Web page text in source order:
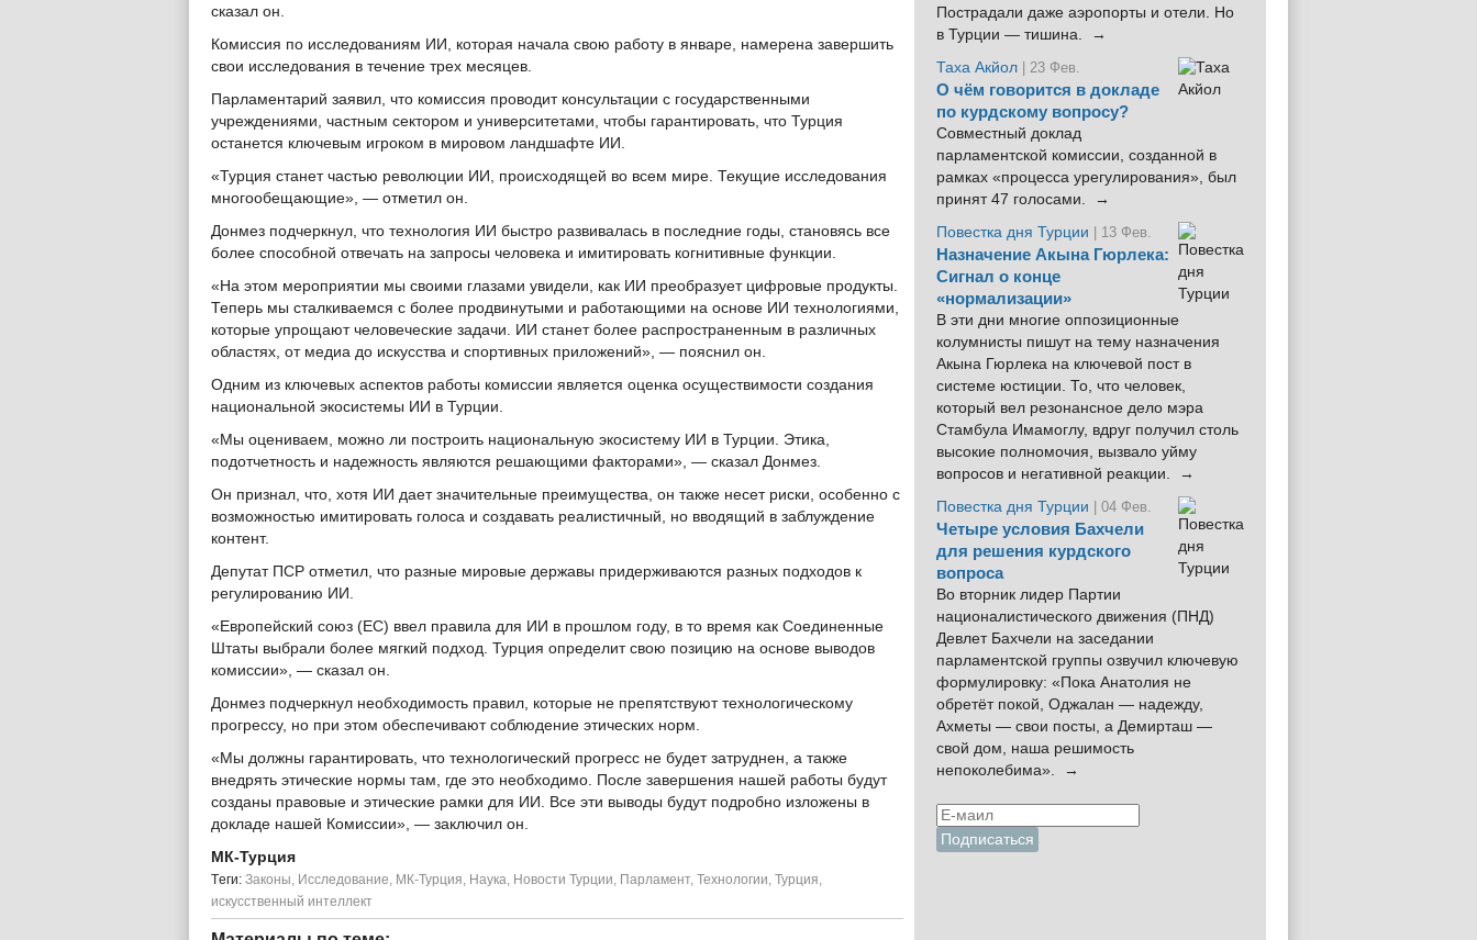
сказал он.
Комиссия по исследованиям ИИ, которая начала свою работу в январе, намерена завершить
свои исследования в течение трех месяцев.
Парламентарий заявил, что комиссия проводит консультации с государственными
учреждениями, частным сектором и университетами, чтобы гарантировать, что Турция
останется ключевым игроком в мировом ландшафте ИИ.
«Турция станет частью революции ИИ, происходящей во всем мире. Текущие исследования
многообещающие», — отметил он.
Донмез подчеркнул, что технология ИИ быстро развивалась в последние годы, становясь все
более способной отвечать на запросы человека и имитировать когнитивные функции.
«На этом мероприятии мы своими глазами увидели, как ИИ преобразует цифровые продукты.
Теперь мы сталкиваемся с более продвинутыми и работающими на основе ИИ технологиями,
которые упрощают человеческие задачи. ИИ станет более распространенным в различных
областях, от медиа до искусства и спортивных приложений», — пояснил он.
Одним из ключевых аспектов работы комиссии является оценка осуществимости создания
национальной экосистемы ИИ в Турции.
«Мы оцениваем, можно ли построить национальную экосистему ИИ в Турции. Этика,
подотчетность и надежность являются решающими факторами», — сказал Донмез.
Он признал, что, хотя ИИ дает значительные преимущества, он также несет риски, особенно с
возможностью имитировать голоса и создавать реалистичный, но вводящий в заблуждение
контент.
Депутат ПСР отметил, что разные мировые державы придерживаются разных подходов к
регулированию ИИ.
«Европейский союз (ЕС) ввел правила для ИИ в прошлом году, в то время как Соединенные
Штаты выбрали более мягкий подход. Турция определит свою позицию на основе выводов
комиссии», — сказал он.
Донмез подчеркнул необходимость правил, которые не препятствуют технологическому
прогрессу, но при этом обеспечивают соблюдение этических норм.
«Мы должны гарантировать, что технологический прогресс не будет затруднен, а также
внедрять этические нормы там, где это необходимо. После завершения нашей работы будут
созданы правовые и этические рамки для ИИ. Все эти выводы будут подробно изложены в
докладе нашей Комиссии», — заключил он.
МК-Турция
Tеги: Законы Исследование МК-Турция Наука Новости Турции Парламент, Технологии Турция
искусственный интеллект
Пострадали даже аэропорты и отели. Но
в Турции — тишина. →
Таха Акйол | 23 Фев.
О чём говорится в докладе
по курдскому вопросу?
Совместный доклад
парламентской комиссии, созданной в
рамках «процесса урегулирования», был
принят 47 голосами. →
Повестка дня Турции
| 13 Фев.
Назначение Акына Гюрлека:
Сигнал о конце
«нормализации»
В эти дни многие оппозиционные
колумнисты пишут на тему назначения
Акына Гюрлека на ключевой пост в
системе юстиции. То, что человек,
который вел резонансное дело мэра
Стамбула Имамоглу, вдруг получил столь
высокие полномочия, вызвало уйму
вопросов и негативной реакции. →
Повестка дня Турции
| 04 Фев.
Четыре условия Бахчели
для решения курдского
вопроса
Во вторник лидер Партии
националистического движения (ПНД)
Девлет Бахчели на заседании
парламентской группы озвучил ключевую
формулировку: «Пока Анатолия не
обретёт покой, Оджалан — надежду,
Ахметы — свои посты, а Демирташ —
свой дом, наша решимость
непоколебима». →